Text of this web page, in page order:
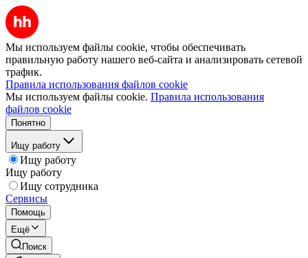
Мы используем файлы cookie, чтобы обеспечивать
правильную работу нашего веб-сайта и анализировать сетевой
трафик.
Правила использования файлов cookie
Мы используем файлы cookie. Правила использования
файлов cookie
Понятно
Ищу работу
Ищу работу
Ищу работу
Ищу сотрудника
Сервисы
Помощь
Ещё
Поиск